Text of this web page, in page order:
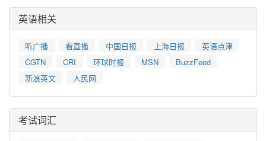
英语相关
听广播 看直播 中国日报 上海日报
英语点津
CGTN
CRI 环球时报 MSN
BuzzFeed
新浪英文
人民网
考试词汇